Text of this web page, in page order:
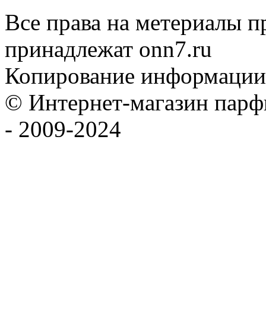
Все права на метериалы
принадлежат onn7.ru
Копирование
© Интернет-магазин
- 2009-2024